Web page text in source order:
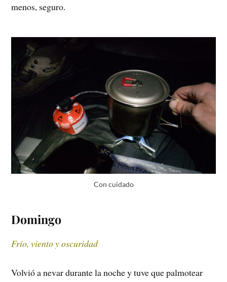
menos, seguro.
Con cuidado
Domingo
Frío, viento y oscuridad
Volvió a nevar durante la noche y tuve que palmotear